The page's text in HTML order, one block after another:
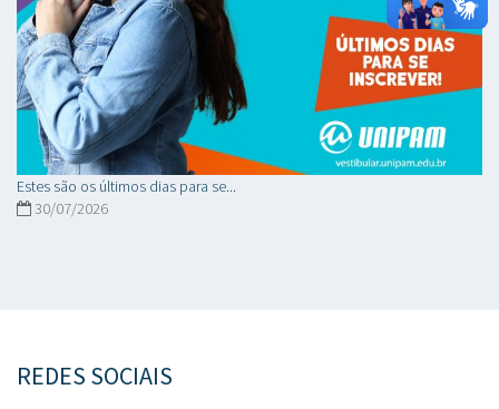
Estes são os últimos dias para se...
30/07/2026
REDES SOCIAIS